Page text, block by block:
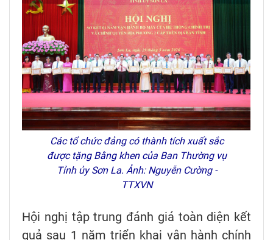
Các tổ chức đảng có thành tích xuất sắc
được tặng Bằng khen của Ban Thường vụ
Tỉnh ủy Sơn La. Ảnh: Nguyễn Cường -
TTXVN
Hội nghị tập trung đánh giá toàn diện kết
quả sau 1 năm triển khai vận hành chính